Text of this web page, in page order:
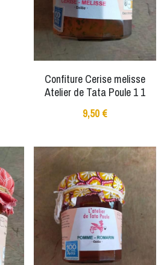
Confiture Cerise melisse
Atelier de Tata Poule 1 1
9,50 €